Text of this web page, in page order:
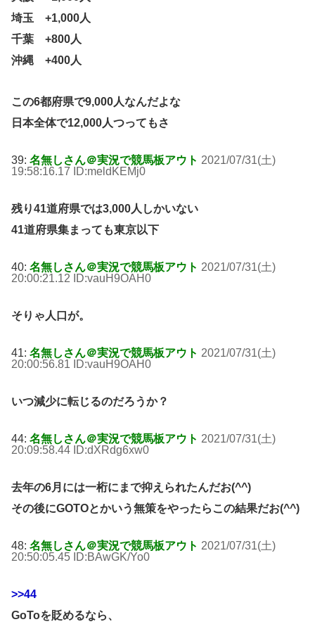
埼玉 +1,000人
千葉 +800人
沖縄 +400人
この6都府県で9,000人なんだよな
日本全体で12,000人つってもさ
39: 名無しさん＠実況で競馬板アウト 2021/07/31(土)
19:58:16.17 ID:meldKEMj0
残り41道府県では3,000人しかいない
41道府県集まっても東京以下
40: 名無しさん＠実況で競馬板アウト 2021/07/31(土)
20:00:21.12 ID:vauH9OAH0
そりゃ人口が。
41: 名無しさん＠実況で競馬板アウト 2021/07/31(土)
20:00:56.81 ID:vauH9OAH0
いつ減少に転じるのだろうか？
44: 名無しさん＠実況で競馬板アウト 2021/07/31(土)
20:09:58.44 ID:dXRdg6xw0
去年の6月には一桁にまで抑えられたんだお(^^)
その後にGOTOとかいう無策をやったらこの結果だお(^^)
48: 名無しさん＠実況で競馬板アウト 2021/07/31(土)
20:50:05.45 ID:BAwGK/Yo0
>>44
GoToを貶めるなら、